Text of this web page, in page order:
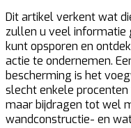
Dit artikel verkent wat
zullen u veel informatie
kunt opsporen en
actie te ondernemen.
bescherming is het
slecht enkele
maar bijdragen tot wel
wandconstructie- en